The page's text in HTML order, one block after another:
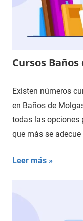
Cursos
Existen números
en Baños de
todas las opciones
que más se
Leer más